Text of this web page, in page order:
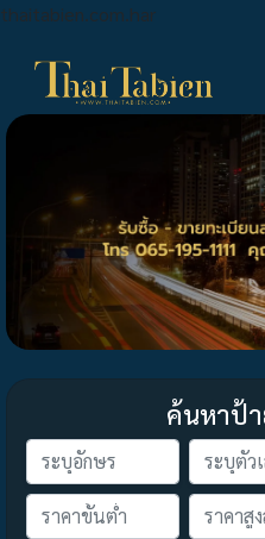
thaitabien.com.har
ค้นหาป้